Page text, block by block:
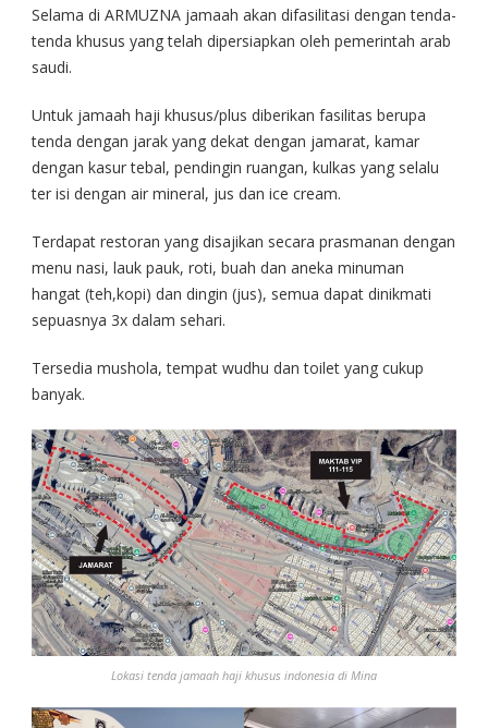
Selama di ARMUZNA jamaah akan difasilitasi dengan tenda-
tenda khusus yang telah dipersiapkan oleh pemerintah arab
saudi.
Untuk jamaah haji khusus/plus diberikan fasilitas berupa
tenda dengan jarak yang dekat dengan jamarat, kamar
dengan kasur tebal, pendingin ruangan, kulkas yang selalu
ter isi dengan air mineral, jus dan ice cream.
Terdapat restoran yang disajikan secara prasmanan dengan
menu nasi, lauk pauk, roti, buah dan aneka minuman
hangat (teh,kopi) dan dingin (jus), semua dapat dinikmati
sepuasnya 3x dalam sehari.
Tersedia mushola, tempat wudhu dan toilet yang cukup
banyak.
Lokasi tenda jamaah haji khusus indonesia di Mina